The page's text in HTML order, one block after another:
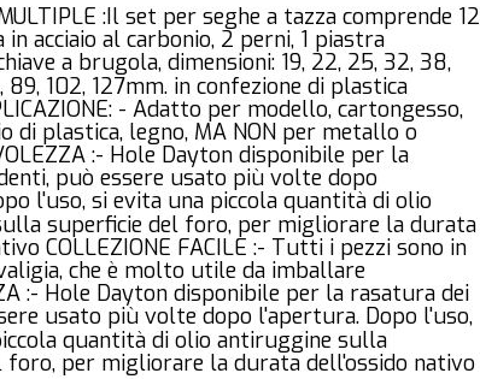
:Il set per seghe a tazza comprende 12
in acciaio al carbonio, 2 perni, 1 piastra
a brugola, dimensioni: 19, 22, 25, 32, 38,
89, 102, 127mm. in confezione di plastica
- Adatto per modello, cartongesso,
di plastica, legno, MA NON per metallo o
:- Hole Dayton disponibile per la
può essere usato più volte dopo
l'uso, si evita una piccola quantità di olio
superficie del foro, per migliorare la durata
COLLEZIONE FACILE :- Tutti i pezzi sono in
che è molto utile da imballare
:- Hole Dayton disponibile per la rasatura dei
usato più volte dopo l'apertura. Dopo l'uso,
quantità di olio antiruggine sulla
foro, per migliorare la durata dell'ossido nativo